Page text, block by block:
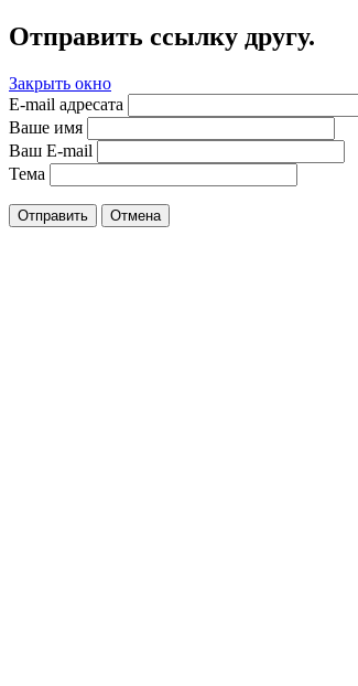
Отправить ссылку другу.
Закрыть окно
E-mail адресата
Ваше имя
Ваш E-mail
Тема
Отправить Отмена